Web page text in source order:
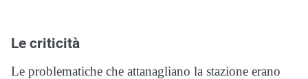
Le criticità
Le problematiche che attanagliano la stazione erano